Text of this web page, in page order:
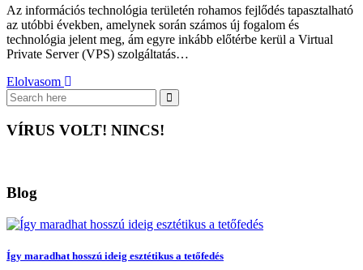
Az információs technológia területén rohamos fejlődés tapasztalható
az utóbbi években, amelynek során számos új fogalom és
technológia jelent meg, ám egyre inkább előtérbe kerül a Virtual
Private Server (VPS) szolgáltatás…
Elolvasom
VÍRUS VOLT! NINCS!
Blog
Így maradhat hosszú ideig esztétikus a tetőfedés